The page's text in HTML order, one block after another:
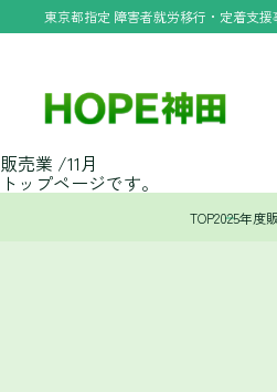
東京都指定 障害者就労移行・定着支
販売業 /11月
トップページです。
TOP2025年度